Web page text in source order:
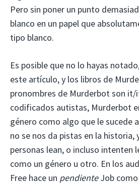
Pero sin poner un punto
blanco en un papel que
tipo blanco.
Es posible que no lo hayas
este artículo, y los libros de
pronombres de Murderbot son it/
codificados autistas, Murderbot
género como algo que le sucede
no se nos da pistas en la historia,
personas lean, o incluso intenten
como un género u otro. En los
Free hace un pendienteJob